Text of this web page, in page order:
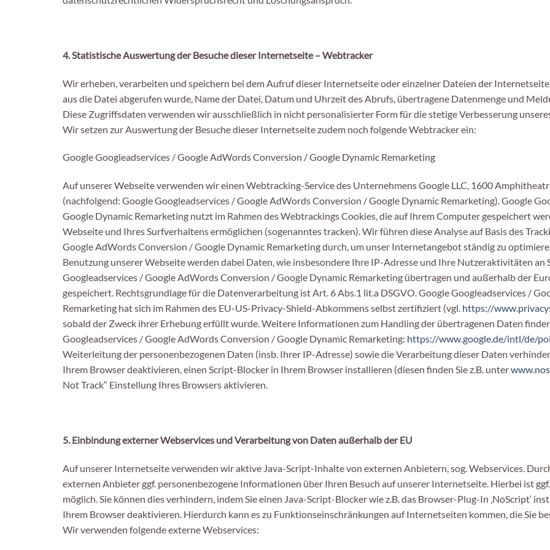
4. Statistische Auswertung der Besuche dieser Internetseite – Webtracker
Wir erheben, verarbeiten und speichern bei dem Aufruf dieser Internetseite oder einzelner Dateien der
aus die Datei abgerufen wurde, Name der Datei, Datum und Uhrzeit des Abrufs, übertragene Datenmenge und
Diese Zugriffsdaten verwenden wir ausschließlich in nicht personalisierter Form für die stetige Verbesserung
Wir setzen zur Auswertung der Besuche dieser Internetseite zudem noch folgende Webtracker ein:
Google Googleadservices / Google AdWords Conversion / Google Dynamic Remarketing
Auf unserer Webseite verwenden wir einen Webtracking-Service des Unternehmens Google LLC, 1600
(nachfolgend: Google Googleadservices / Google AdWords Conversion / Google Dynamic Remarketing). Google
Google Dynamic Remarketing nutzt im Rahmen des Webtrackings Cookies, die auf Ihrem Computer gespeichert
Webseite und Ihres Surfverhaltens ermöglichen (sogenanntes tracken). Wir führen diese Analyse auf Basis des
Google AdWords Conversion / Google Dynamic Remarketing durch, um unser Internetangebot ständig zu
Benutzung unserer Webseite werden dabei Daten, wie insbesondere Ihre IP-Adresse und Ihre Nutzeraktivitäten an
Googleadservices / Google AdWords Conversion / Google Dynamic Remarketing übertragen und außerhalb der
gespeichert. Rechtsgrundlage für die Datenverarbeitung ist Art. 6 Abs.1 lit.a DSGVO. Google Googleadservices /
Remarketing hat sich im Rahmen des EU-US-Privacy-Shield-Abkommens selbst zertifiziert (vgl. https://
sobald der Zweck ihrer Erhebung erfüllt wurde. Weitere Informationen zum Handling der übertragenen Daten
Googleadservices / Google AdWords Conversion / Google Dynamic Remarketing: https://www.google.de/intl/de/
Weiterleitung der personenbezogenen Daten (insb. Ihrer IP-Adresse) sowie die Verarbeitung dieser Daten
Ihrem Browser deaktivieren, einen Script-Blocker in Ihrem Browser installieren (diesen finden Sie z.B. unter
Not Track“ Einstellung Ihres Browsers aktivieren.
5. Einbindung externer Webservices und Verarbeitung von Daten außerhalb der EU
Auf unserer Internetseite verwenden wir aktive Java-Script-Inhalte von externen Anbietern, sog. Webservices.
externen Anbieter ggf. personenbezogene Informationen über Ihren Besuch auf unserer Internetseite. Hierbei ist
möglich. Sie können dies verhindern, indem Sie einen Java-Script-Blocker wie z.B. das Browser-Plug-In ‚NoScript‘
Ihrem Browser deaktivieren. Hierdurch kann es zu Funktionseinschränkungen auf Internetseiten kommen, die Sie
Wir verwenden folgende externe Webservices: